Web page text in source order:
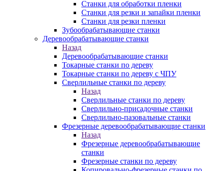
Станки для обработки пленки
Станки для резки и запайки пленки
Станки для резки пленки
Зубообрабатывающие станки
Деревообрабатывающие станки
Назад
Деревообрабатывающие станки
Токарные станки по дереву
Токарные станки по дереву с ЧПУ
Сверлильные станки по дереву
Назад
Сверлильные станки по дереву
Сверлильно-присадочные станки
Сверлильно-пазовальные станки
Фрезерные деревообрабатывающие станки
Назад
Фрезерные деревообрабатывающие
станки
Фрезерные станки по дереву